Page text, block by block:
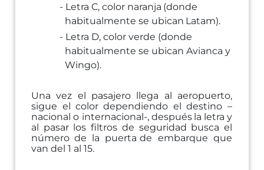
- Letra C, color naranja (donde
habitualmente se ubican Latam).
- Letra D, color verde (donde
habitualmente se ubican Avianca y
Wingo).
Una vez el pasajero llega al aeropuerto,
sigue el color dependiendo el destino –
nacional o internacional-, después la letra y
al
pasar los filtros de seguridad busca el
número de la puerta de embarque que
van del 1 al 15.